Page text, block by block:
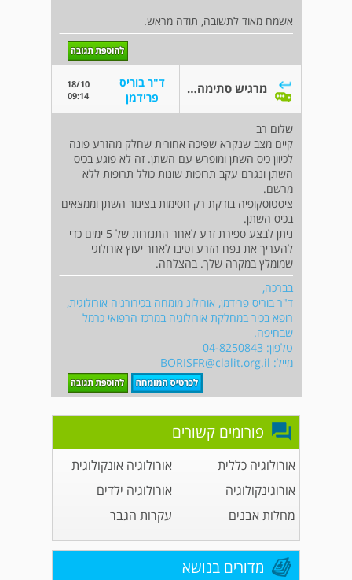
אשמח מאוד לתשובה, תודה מראש.
מרגיש סתימה רצינית בצינור הזרע
ד"ר בוריס
פרידמן
18/10
09:14
שלום רב
קיים מצב שנקרא שפיכה אחורית שחלק מהזרע פונה
לכיוון כיס השתן ומופרש עם השתן. זה לא פוגע בכיס
השתן ונגרם עקב תרופות שונות כולל תרופות ללא
מרשם.
ציסטוסקופיה בודקת רק חסימות בצינור השתן וממצאים
בכיס השתן.
ניתן לבצע ספירת זרע לאחר התנזרות של 5 ימים כדי
להעריך את נפח הזרע וטיבו לאחר יעוץ אורולוגי
שמומלץ במקרה שלך. בהצלחה.
בברכה,
ד"ר בוריס פרידמן, אורולוג מומחה בכירורגיה אורולוגית,
רופא בכיר במחלקת אורולוגיה במרכז הרפואי כרמל
שבחיפה.
טלפון: 04-8250843
מייל: BORISFR@clalit.org.il
פורומים קשורים
אורולוגיה כללית
אורולוגיה אונקולוגית
אורוגינקולוגיה
אורולוגיה ילדים
מחלות אבנים
עקרות הגבר
מדורים בנושא